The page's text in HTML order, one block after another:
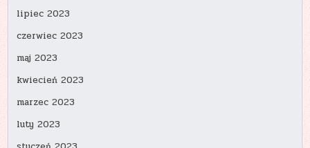
lipiec 2023
czerwiec 2023
maj 2023
kwiecień 2023
marzec 2023
luty 2023